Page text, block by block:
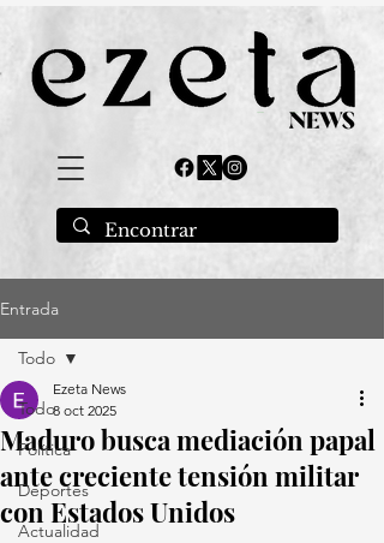
Entrada
Todo
Política
Deportes
Actualidad
Todo
Maduro busca mediación papal
ante creciente tensión militar
con Estados Unidos
Ezeta News
8 oct 2025